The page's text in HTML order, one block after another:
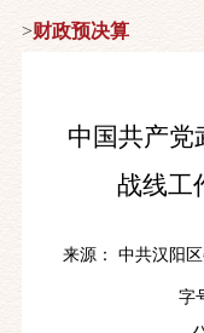
>财政预决算
中国共产党
战线工
来源： 中共汉阳
字